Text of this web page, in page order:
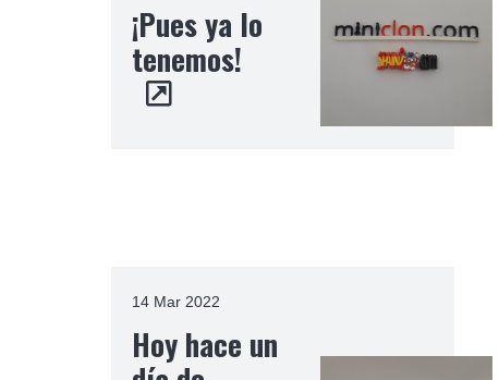
¡Pues ya lo
tenemos!
14 Mar 2022
Hoy hace un